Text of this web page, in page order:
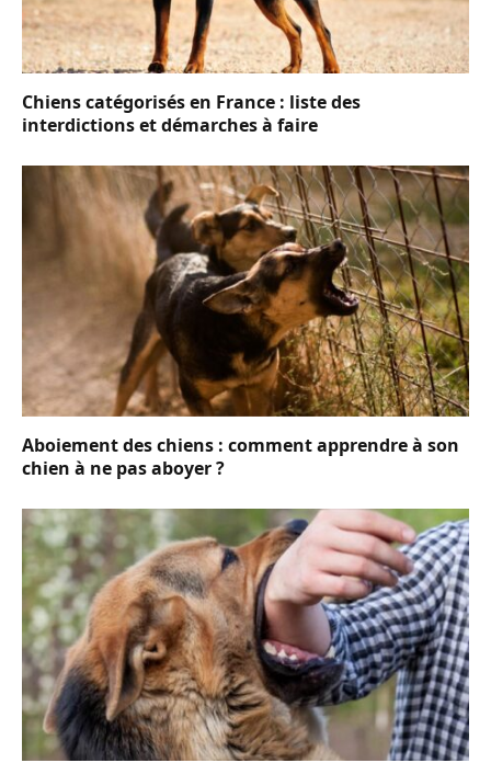
Chiens catégorisés en France : liste des
interdictions et démarches à faire
Aboiement des chiens : comment apprendre à son
chien à ne pas aboyer ?